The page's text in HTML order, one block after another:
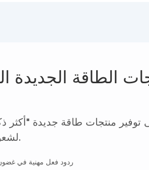
الطاقة الجديدة
منتجات طاقة جديدة "أكثر
لشعوب العالم.
ردود فعل مهنية في غضون 8